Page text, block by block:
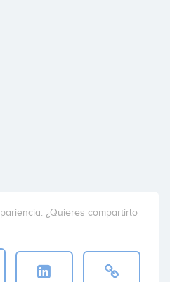
¿Quieres compartirlo